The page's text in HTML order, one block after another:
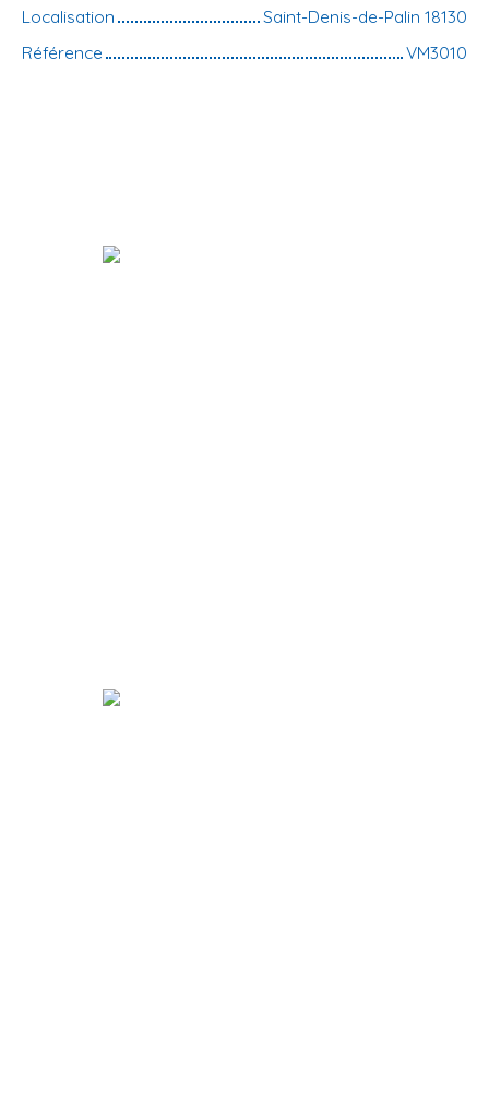
Localisation
Saint-Denis-de-Palin 18130
Référence
VM3010